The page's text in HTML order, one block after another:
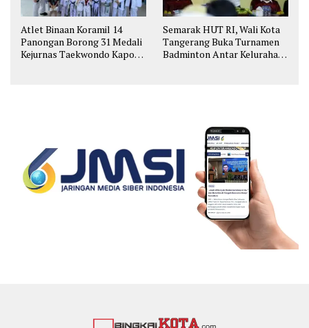
Atlet Binaan Koramil 14
Panongan Borong 31 Medali
Kejurnas Taekwondo Kapolri
Semarak HUT RI, Wali Kota
Tangerang Buka Turnamen
Badminton Antar Kelurahan